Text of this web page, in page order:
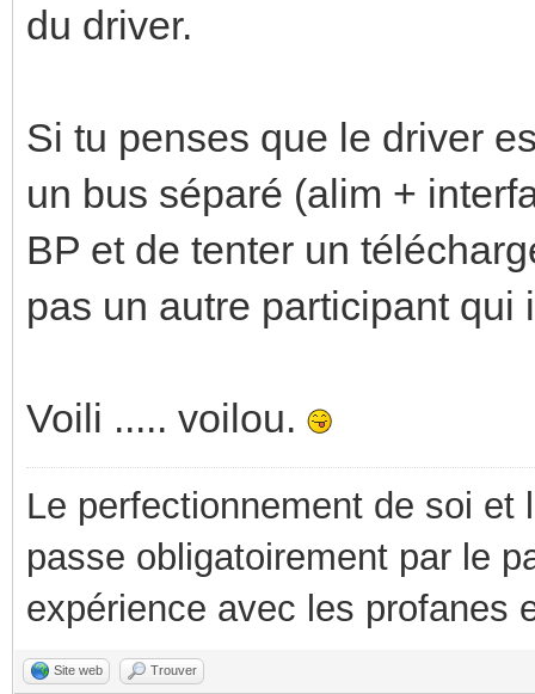
du driver.
Si tu penses que le driver
un bus séparé (alim +
BP et de tenter un
pas un autre participant qui
Voili ..... voilou.
Le perfectionnement de soi
passe obligatoirement par le
expérience avec les profanes
Site web Trouver